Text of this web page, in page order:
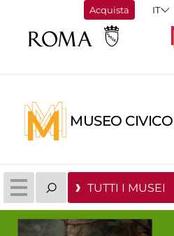
Acquista
MUSEO
TUTTI I MUSEI